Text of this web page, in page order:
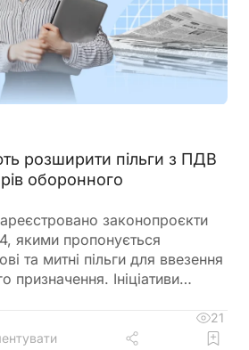
розширити пільги з ПДВ
оборонного
законопроєкти
якими пропонується
та митні пільги для ввезення
призначення. Ініціативи
що фінансуються
міжнародними
21